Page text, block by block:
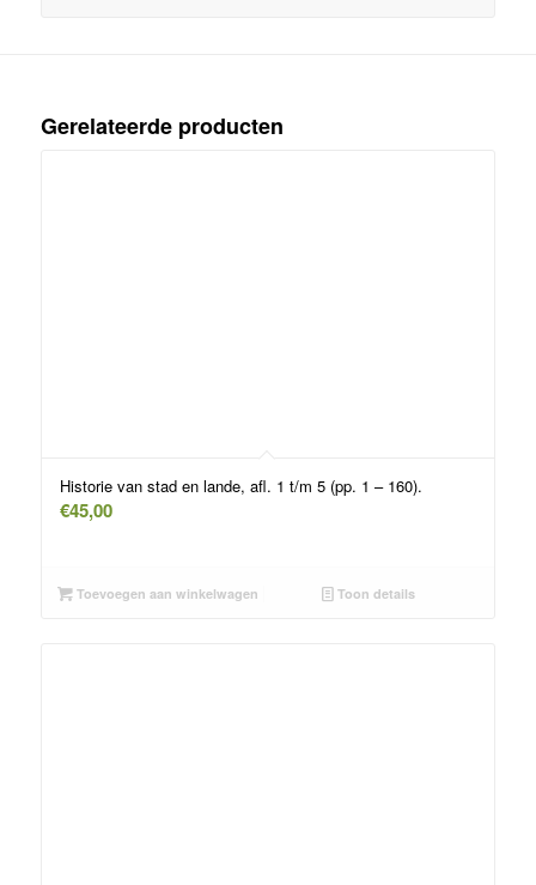
Gerelateerde producten
Historie van stad en lande, afl. 1 t/m 5 (pp. 1 – 160).
€45,00
Toevoegen aan winkelwagen Toon details